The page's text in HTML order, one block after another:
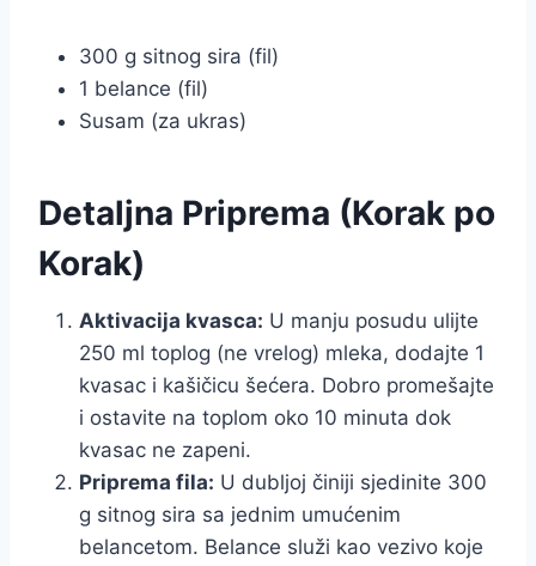
300 g sitnog sira (fil)
1 belance (fil)
Susam (za ukras)
Detaljna Priprema (Korak po
Korak)
Aktivacija kvasca: U manju posudu ulijte
250 ml toplog (ne vrelog) mleka, dodajte 1
kvasac i kašičicu šećera. Dobro promešajte
i ostavite na toplom oko 10 minuta dok
kvasac ne zapeni.
Priprema fila: U dubljoj činiji sjedinite 300
g sitnog sira sa jednim umućenim
belancetom. Belance služi kao vezivo koje